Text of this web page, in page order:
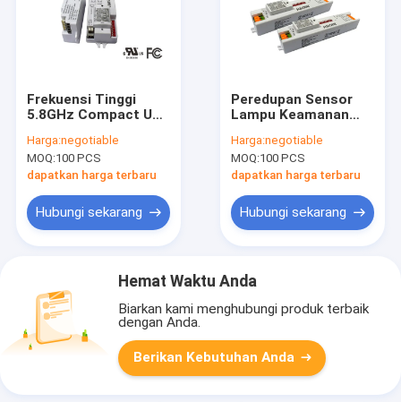
Frekuensi Tinggi
5.8GHz Compact UL
Otomatis
Harga:negotiable
MOQ:100 PCS
dapatkan harga terbaru
Hubungi sekarang
Peredupan Sensor
Lampu Keamanan
Sensor Gerak Dalam
Ruangan
Harga:negotiable
MOQ:100 PCS
dapatkan harga terbaru
Hubungi sekarang
Hemat Waktu Anda
Biarkan kami menghubungi produk terbaik
dengan Anda.
Berikan Kebutuhan Anda